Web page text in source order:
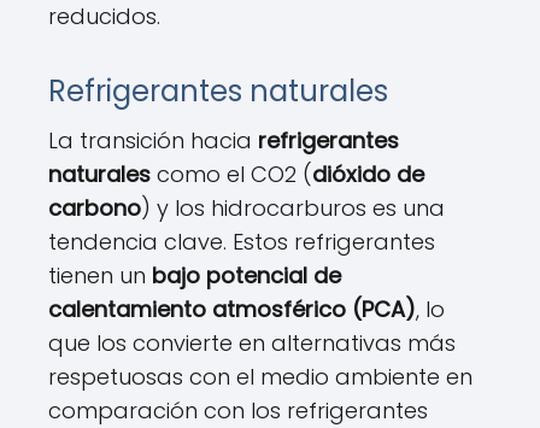
reducidos.
Refrigerantes naturales
La transición hacia refrigerantes
naturales como el CO2 (dióxido de
carbono) y los hidrocarburos es una
tendencia clave. Estos refrigerantes
tienen un bajo potencial de
calentamiento atmosférico (PCA), lo
que los convierte en alternativas más
respetuosas con el medio ambiente en
comparación con los refrigerantes